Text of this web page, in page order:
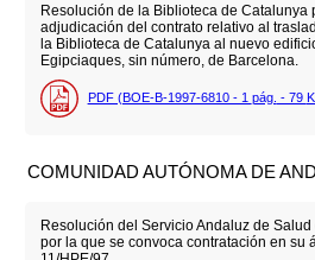
Resolución de la Biblioteca de Catalunya
adjudicación del contrato relativo al
la Biblioteca de Catalunya al nuevo
Egipciaques, sin número, de Barcelona.
PDF (BOE-B-1997-6810 - 1 pág. - 79
COMUNIDAD AUTÓNOMA DE
Resolución del Servicio Andaluz de
por la que se convoca contratación en su